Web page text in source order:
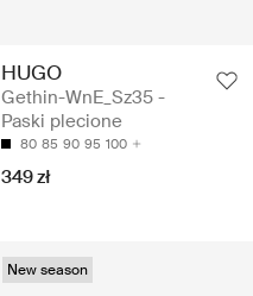
HUGO
Gethin-WnE_Sz35 -
Paski plecione
80 85 90 95 100
349 zł
New season